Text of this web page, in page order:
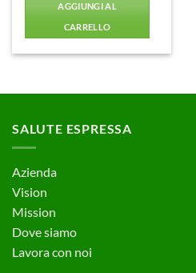
AGGIUNGI AL
CARRELLO
SALUTE ESPRESSA
Azienda
Vision
Mission
Dove siamo
Lavora con noi